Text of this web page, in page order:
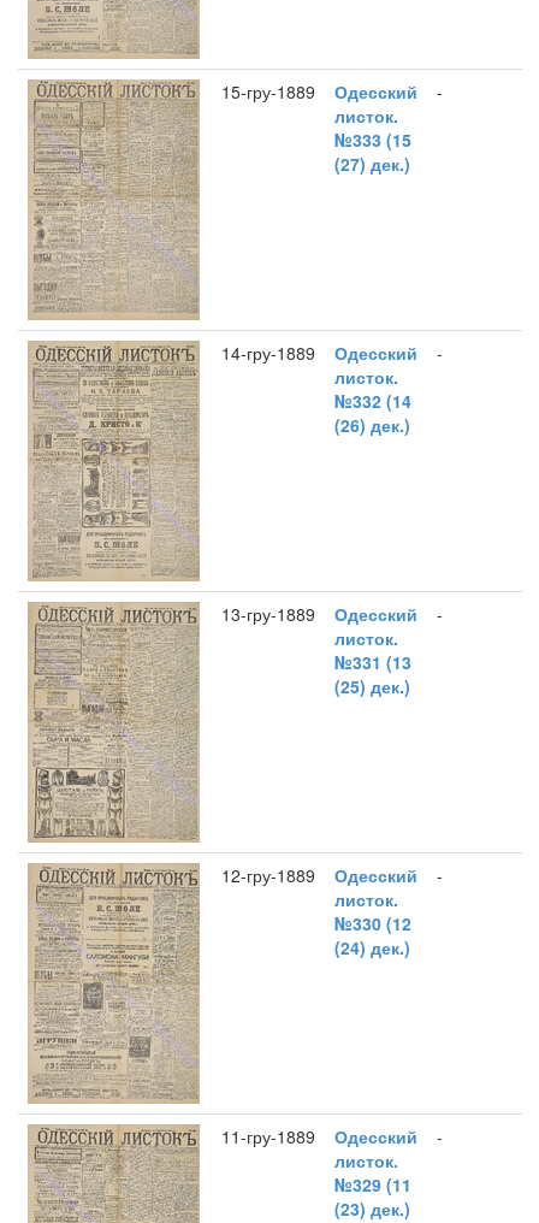
15-гру-1889
Одесский
листок.
№333 (15
(27) дек.)
-
14-гру-1889
Одесский
листок.
№332 (14
(26) дек.)
-
13-гру-1889
Одесский
листок.
№331 (13
(25) дек.)
-
12-гру-1889
Одесский
листок.
№330 (12
(24) дек.)
-
11-гру-1889
Одесский
листок.
№329 (11
(23) дек.)
-